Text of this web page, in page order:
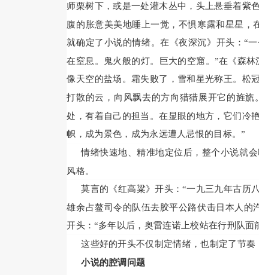
师栗树下，或是一处灌木丛中，头上悬垂着紫
腹的胀意美美地睡上一觉，不惧寒露和星星，
就确定了小说的情绪。在《夜深沉》开头：“
在窒息。鬼火般的灯。巨大的空窟。”在《森
像天空的盐场。霜失败了，雪和星光称王。松
打散的云，向风飘去的方向猎猎展开它的旌
处，有着自己的担当。在显眼的地方，它们冷
帜，成为景色，成为永远遭人忌恨的目标。”
情绪快速地、精准地定位后，整个小说就
风格。
莫言的《红高粱》开头：“一九三九年古历
雄余占鳌司令的队伍去胶平公路伏击日本人的
开头：“多年以后，奥雷连诺上校站在行刑队
这些好的开头不仅制定情绪，也制定了节奏
小说的腔调问题